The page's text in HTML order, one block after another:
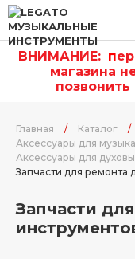
ВНИМАНИЕ: п
магазина
Главная / Каталог
/
Аксессуары для
Аксессуары для
Запчасти для ремонта
Запчасти